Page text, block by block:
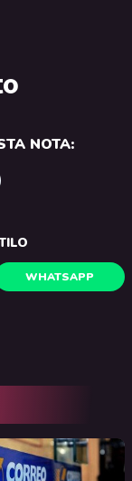
NOTA:
WHATSAPP